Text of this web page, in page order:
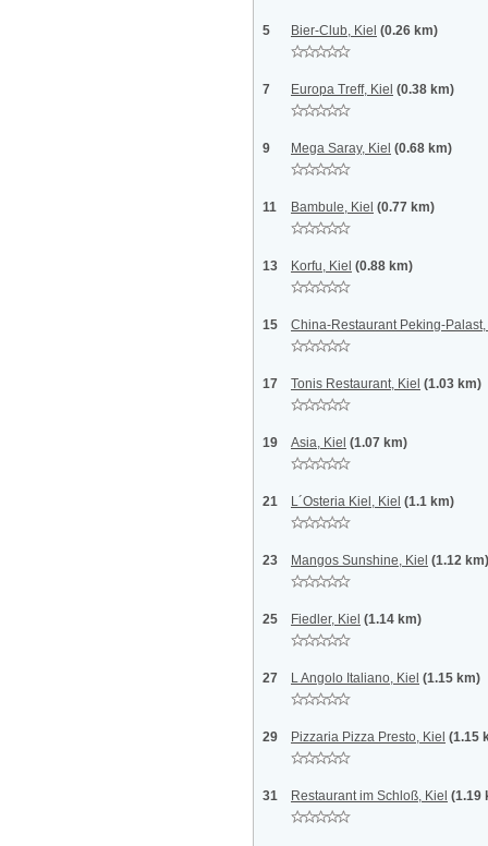
5 Bier-Club, Kiel (0.26 km)
7 Europa Treff, Kiel (0.38 km)
9 Mega Saray, Kiel (0.68 km)
11 Bambule, Kiel (0.77 km)
13 Korfu, Kiel (0.88 km)
15 China-Restaurant Peking-
17 Tonis Restaurant, Kiel (1.03 km)
19 Asia, Kiel (1.07 km)
21 L´Osteria Kiel, Kiel (1.1 km)
23 Mangos Sunshine, Kiel (1.12 km)
25 Fiedler, Kiel (1.14 km)
27 L Angolo Italiano, Kiel (1.15 km)
29 Pizzaria Pizza Presto, Kiel (1.15
31 Restaurant im Schloß, Kiel (1.19